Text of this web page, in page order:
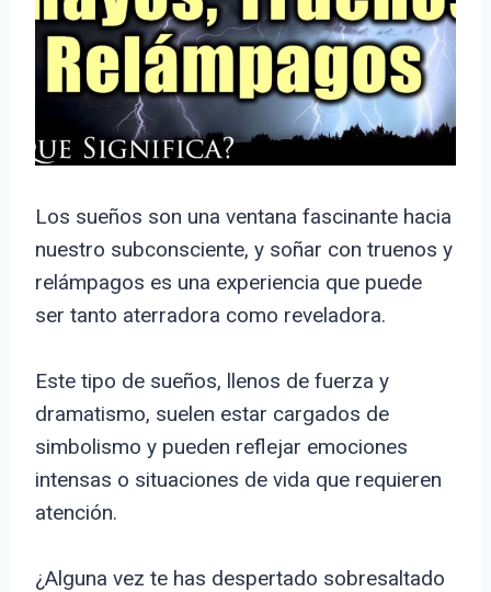
Los sueños son una ventana fascinante hacia
nuestro subconsciente, y soñar con truenos y
relámpagos es una experiencia que puede
ser tanto aterradora como reveladora.
Este tipo de sueños, llenos de fuerza y
dramatismo, suelen estar cargados de
simbolismo y pueden reflejar emociones
intensas o situaciones de vida que requieren
atención.
¿Alguna vez te has despertado sobresaltado